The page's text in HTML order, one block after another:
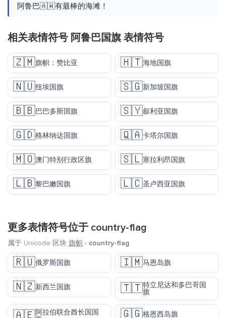
阿鲁巴🇦🇼有最棒的海滩！
相关表情符号 阿鲁巴国旗 表情符号
🇿🇲旗帜：赞比亚 🇭🇹海地国旗
🇳🇺纽埃国旗 🇸🇬新加坡国旗
🇧🇧巴巴多斯国旗 🇸🇾叙利亚国旗
🇬🇩格林纳达国旗 🇶🇦卡塔尔国旗
🇲🇴澳门特别行政区旗 🇸🇱塞拉利昂国旗
🇱🇧黎巴嫩国旗 🇱🇨圣卢西亚国旗
更多表情符号位于 country-flag
属于 Unicode 区块 旗帜 › country-flag
🇷🇺俄罗斯国旗 🇮🇲马恩岛旗
🇳🇿新西兰国旗 🇹🇹特立尼达和多巴哥国
旗
阿拉伯联合酋长国国
🇬🇬格恩西岛旗